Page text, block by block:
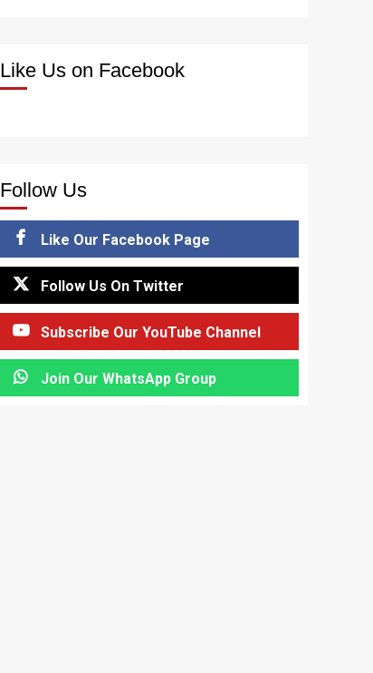
Like Us on Facebook
Follow Us
Like Our Facebook Page
Follow Us On Twitter
Subscribe Our YouTube Channel
Join Our WhatsApp Group